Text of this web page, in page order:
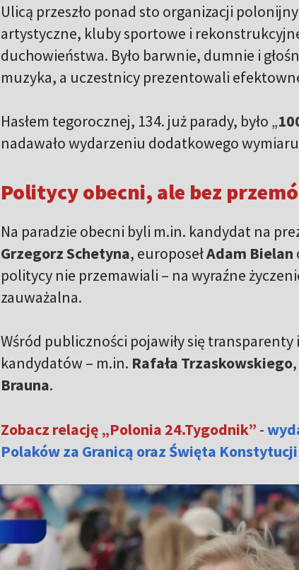
Ulicą przeszło ponad sto organizacji
artystyczne, kluby sportowe i
duchowieństwa. Było barwnie, dumnie i
muzyka, a uczestnicy prezentowali
Hasłem tegorocznej, 134. już parady, było „
nadawało wydarzeniu dodatkowego
Politycy obecni, ale bez
Na paradzie obecni byli m.in. kandydat na
Grzegorz Schetyna, europosełAdam Bielan
politycy nie przemawiali – na wyraźne
zauważalna.
Wśród publiczności pojawiły się
kandydatów – m.in. Rafała Trzaskowskiego,
Brauna.
Zobacz relację „Polonia 24.Tygodnik” -
Polaków za Granicą oraz Święta